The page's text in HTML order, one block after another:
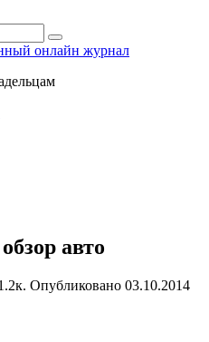
онлайн журнал
авто
Опубликовано 03.10.2014